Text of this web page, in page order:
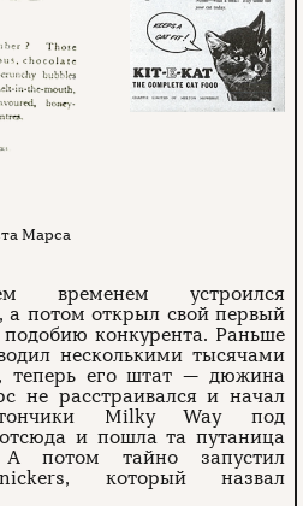
Марса
временем устроился
а потом открыл свой первый
конкурента. Раньше
несколькими тысячами
теперь его штат — дюжина
не расстраивался и начал
Milky Way под
и пошла та путаница
потом тайно запустил
который назвал